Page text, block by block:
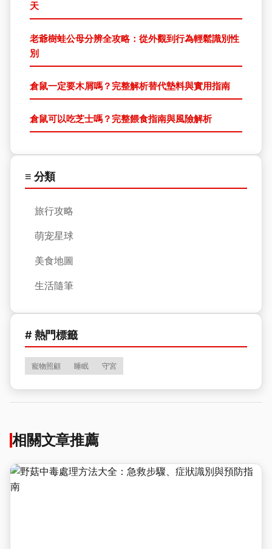
天
老爺樹蛙公母分辨全攻略：從外觀到行為輕鬆識別性
別
倉鼠一定要木屑嗎？完整解析替代墊料與實用指南
倉鼠可以吃芝士嗎？完整餵食指南與風險解析
≡ 分類
旅行攻略
萌宠星球
美食地圖
生活隨筆
# 熱門標籤
寵物照顧 睡眠 守宮
相關文章推薦